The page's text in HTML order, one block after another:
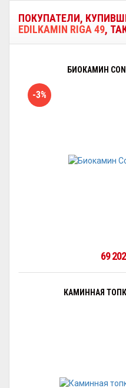
ПОКУПАТЕЛИ,
EDILKAMIN RIGA 49,
БИОКАМИН
-3%
69 202
КАМИННАЯ